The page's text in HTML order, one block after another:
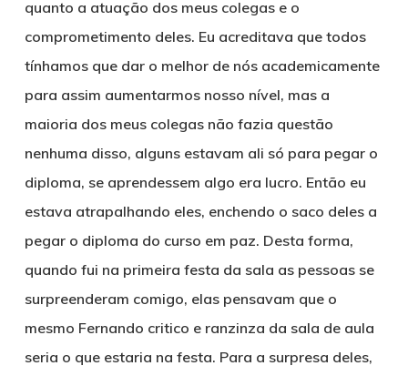
quanto a atuação dos meus colegas e o
comprometimento deles. Eu acreditava que todos
tínhamos que dar o melhor de nós academicamente
para assim aumentarmos nosso nível, mas a
maioria dos meus colegas não fazia questão
nenhuma disso, alguns estavam ali só para pegar o
diploma, se aprendessem algo era lucro. Então eu
estava atrapalhando eles, enchendo o saco deles a
pegar o diploma do curso em paz. Desta forma,
quando fui na primeira festa da sala as pessoas se
surpreenderam comigo, elas pensavam que o
mesmo Fernando critico e ranzinza da sala de aula
seria o que estaria na festa. Para a surpresa deles,